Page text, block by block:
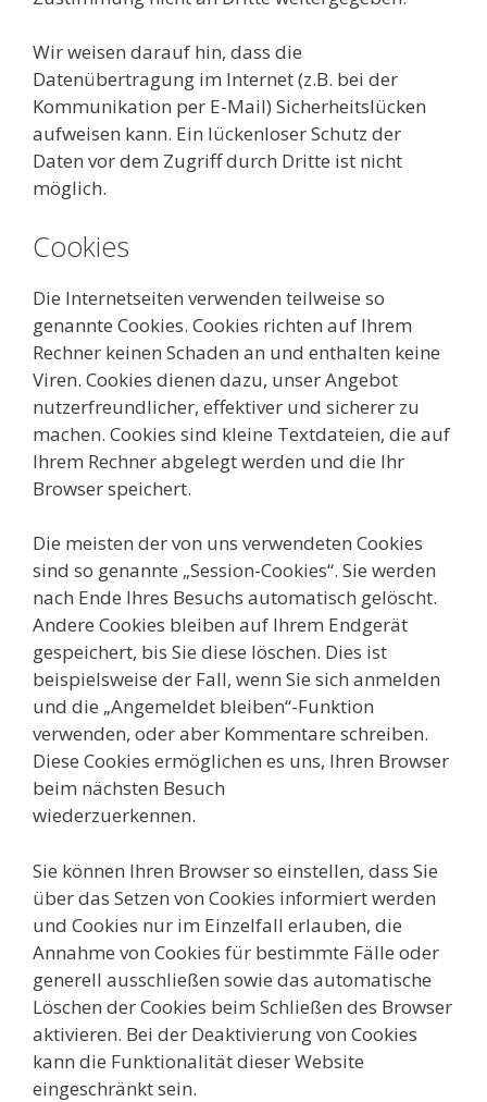
Wir weisen darauf hin, dass die
Datenübertragung im Internet (z.B. bei der
Kommunikation per E-Mail) Sicherheitslücken
aufweisen kann. Ein lückenloser Schutz der
Daten vor dem Zugriff durch Dritte ist nicht
möglich.
Cookies
Die Internetseiten verwenden teilweise so
genannte Cookies. Cookies richten auf Ihrem
Rechner keinen Schaden an und enthalten keine
Viren. Cookies dienen dazu, unser Angebot
nutzerfreundlicher, effektiver und sicherer zu
machen. Cookies sind kleine Textdateien, die auf
Ihrem Rechner abgelegt werden und die Ihr
Browser speichert.
Die meisten der von uns verwendeten Cookies
sind so genannte „Session-Cookies“. Sie werden
nach Ende Ihres Besuchs automatisch gelöscht.
Andere Cookies bleiben auf Ihrem Endgerät
gespeichert, bis Sie diese löschen. Dies ist
beispielsweise der Fall, wenn Sie sich anmelden
und die „Angemeldet bleiben“-Funktion
verwenden, oder aber Kommentare schreiben.
Diese Cookies ermöglichen es uns, Ihren Browser
beim nächsten Besuch
wiederzuerkennen.
Sie können Ihren Browser so einstellen, dass Sie
über das Setzen von Cookies informiert werden
und Cookies nur im Einzelfall erlauben, die
Annahme von Cookies für bestimmte Fälle oder
generell ausschließen sowie das automatische
Löschen der Cookies beim Schließen des Browser
aktivieren. Bei der Deaktivierung von Cookies
kann die Funktionalität dieser Website
eingeschränkt sein.